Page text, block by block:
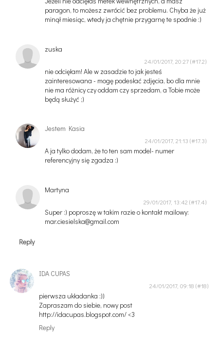
paragon, to możesz zwrócić bez problemu. Chyba że już
minął miesiąc, wtedy ja chętnie przygarnę te spodnie :)
zuska
24/01/2017, 20:27
nie odcięłam! Ale w zasadzie to jak jesteś
zainteresowana - mogę podesłać zdjęcia, bo dla mnie
nie ma różnicy czy oddam czy sprzedam, a Tobie może
będą służyć ;)
Jestem Kasia
24/01/2017, 21:13
A ja tylko dodam, że to ten sam model- numer
referencyjny się zgadza :)
Martyna
29/01/2017, 13:42
Super :) poproszę w takim razie o kontakt mailowy:
mar.ciesielska@gmail.com
Reply
IDA CUPAS
24/01/2017, 09:18
pierwsza układanka :))
Zapraszam do siebie, nowy post
http://idacupas.blogspot.com/ <3
Reply